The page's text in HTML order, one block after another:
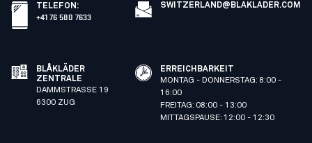
TELEFON :
+41 76 580 7633
SWITZERLAND@BLAKLADER.COM
BLÅKLÄDER
ZENTRALE
DAMMSTRASSE 19
6300 ZUG
ERREICHBARKEIT
MONTAG - DONNERSTAG: 8:00 -
16:00
FREITAG: 08:00 - 13:00
MITTAGSPAUSE: 12:00 - 12:30